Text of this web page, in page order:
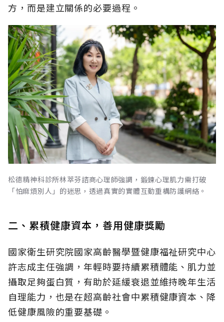
方，而是建立關係的必要過程。
松德精神科診所林萃芬諮商心理師強調，鍛鍊心理肌力需打破
「怕麻煩別人」的迷思，透過真實的實體互動重構防護網絡。
二、累積健康資本，善用健康獎勵
國家衛生研究院國家高齡醫學暨健康福祉研究中心
許志成主任強調，年輕時要持續累積體能、肌力並
攝取足夠蛋白質，有助於延緩衰退並維持晚年生活
自理能力，也是在超高齡社會中累積健康資本、降
低健康風險的重要基礎。